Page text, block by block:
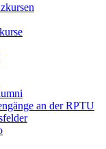
an der RPTU